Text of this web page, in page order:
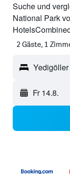
Suche und
National Park
2 Gäste, 1
Fr 14.8.